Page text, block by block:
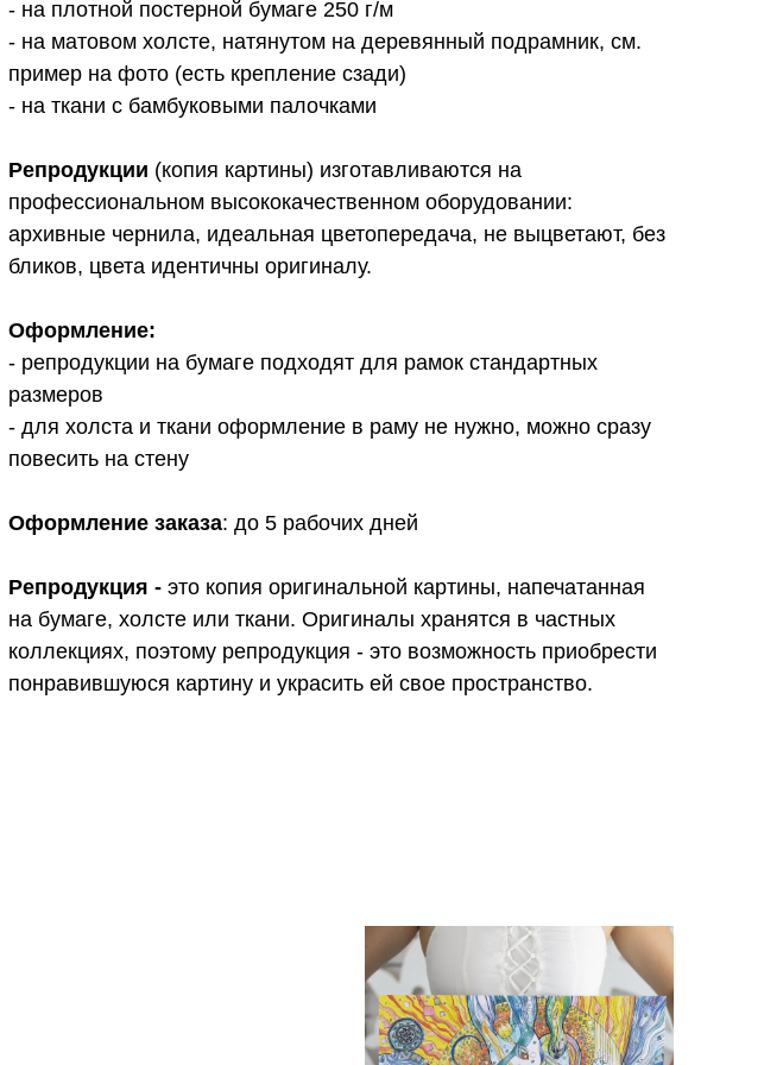
- на плотной постерной бумаге 250 г/м
- на матовом холсте, натянутом на деревянный подрамник, см.
пример на фото (есть крепление сзади)
- на ткани с бамбуковыми палочками
Репродукции (копия картины) изготавливаются на
профессиональном высококачественном оборудовании:
архивные чернила, идеальная цветопередача, не выцветают, без
бликов, цвета идентичны оригиналу.
Оформление:
- репродукции на бумаге подходят для рамок стандартных
размеров
- для холста и ткани оформление в раму не нужно, можно сразу
повесить на стену
Оформление заказа: до 5 рабочих дней
Репродукция - это копия оригинальной картины, напечатанная
на бумаге, холсте или ткани. Оригиналы хранятся в частных
коллекциях, поэтому репродукция - это возможность приобрести
понравившуюся картину и украсить ей свое пространство.